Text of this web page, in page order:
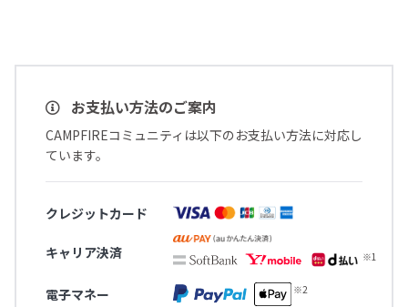
お支払い方法のご案内
CAMPFIREコミュニティは以下のお支払い方法に対応し
ています。
クレジットカード
キャリア決済
電子マネー